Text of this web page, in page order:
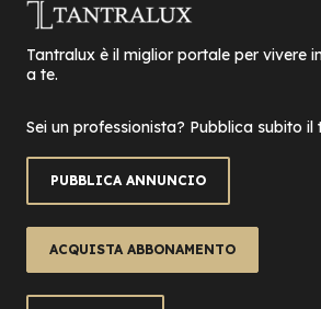
Tantralux è il miglior portale per vivere
a te.
Sei un professionista? Pubblica subito il
PUBBLICA ANNUNCIO
ACQUISTA ABBONAMENTO